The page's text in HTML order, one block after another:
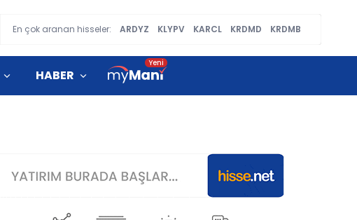
En çok aranan hisseler: ARDYZ KLYPV KARCL KRDMD KRDMB
HABER